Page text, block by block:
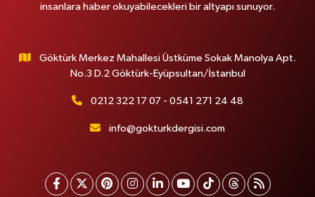
insanlara haber okuyabilecekleri bir altyapı sunuyor.
Göktürk Merkez Mahallesi Üstküme Sokak Manolya Apt.
No.3 D.2 Göktürk-Eyüpsultan/İstanbul
0212 322 17 07 - 0541 271 24 48
info@gokturkdergisi.com